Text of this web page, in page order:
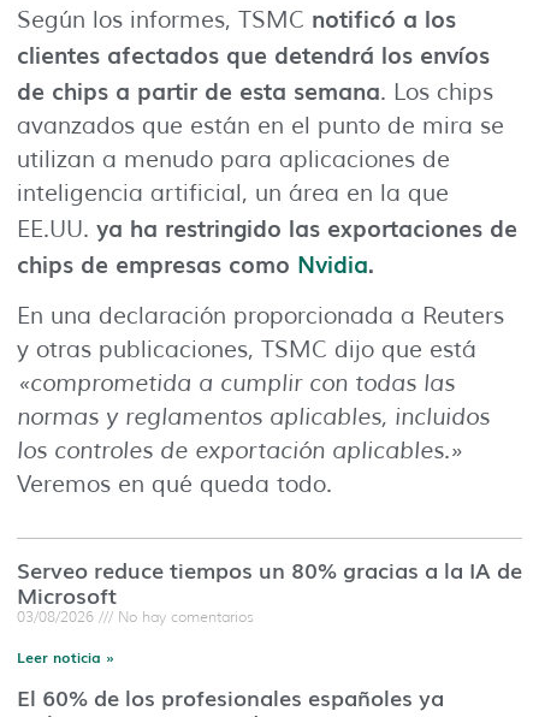
Según los informes, TSMC notificó a los
clientes afectados que detendrá los envíos
de chips a partir de esta semana. Los chips
avanzados que están en el punto de mira se
utilizan a menudo para aplicaciones de
inteligencia artificial, un área en la que
EE.UU. ya ha restringido las exportaciones de
chips de empresas como Nvidia.
En una declaración proporcionada a Reuters
y otras publicaciones, TSMC dijo que está
«comprometida a cumplir con todas las
normas y reglamentos aplicables, incluidos
los controles de exportación aplicables.»
Veremos en qué queda todo.
Serveo reduce tiempos un 80% gracias a la IA de
Microsoft
03/08/2026 No hay comentarios
Leer noticia »
El 60% de los profesionales españoles ya